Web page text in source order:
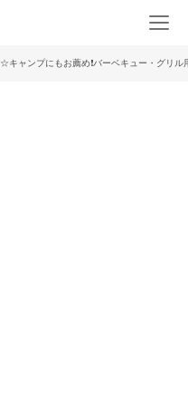
☆キャンプにもお薦め❗️バーベキュー・グリ